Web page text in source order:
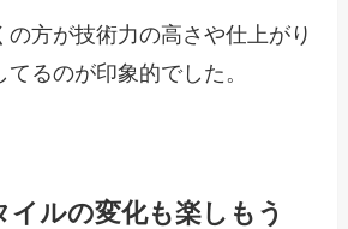
の方が技術力の高さや仕上がり
るのが印象的でした。
ルの変化も楽しもう